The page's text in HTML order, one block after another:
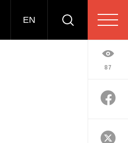
EN
87